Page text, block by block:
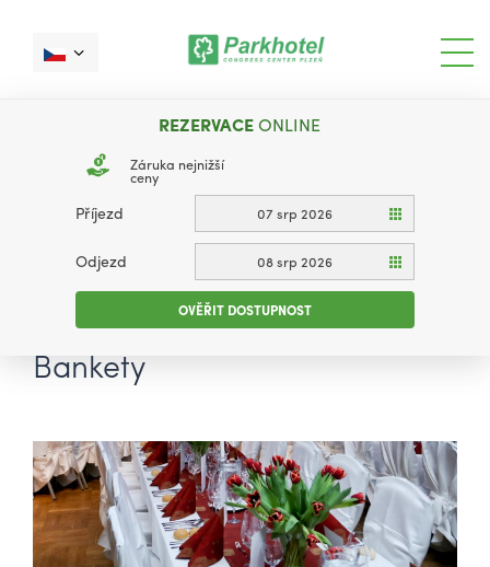
REZERVACEONLINE
Záruka nejnižší
ceny
Příjezd 07 srp 2026
Odjezd 08 srp 2026
OVĚŘIT DOSTUPNOST
Bankety